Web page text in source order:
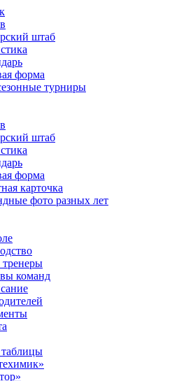
штаб
форма
турниры
штаб
форма
карточка
фото разных лет
команд